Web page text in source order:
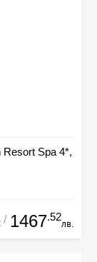
Resort Spa 4*,
/ 1467.52
лв.